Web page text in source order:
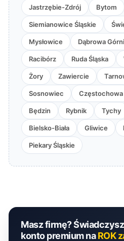
Jastrzębie-Zdrój Bytom
Siemianowice Śląskie
Mysłowice Dąbrowa
Racibórz Ruda Śląska
Żory Zawiercie
Sosnowiec Częstochowa
Będzin Rybnik Tychy
Bielsko-Biała Gliwice
Piekary Śląskie
Masz firmę?
konto premium naROK